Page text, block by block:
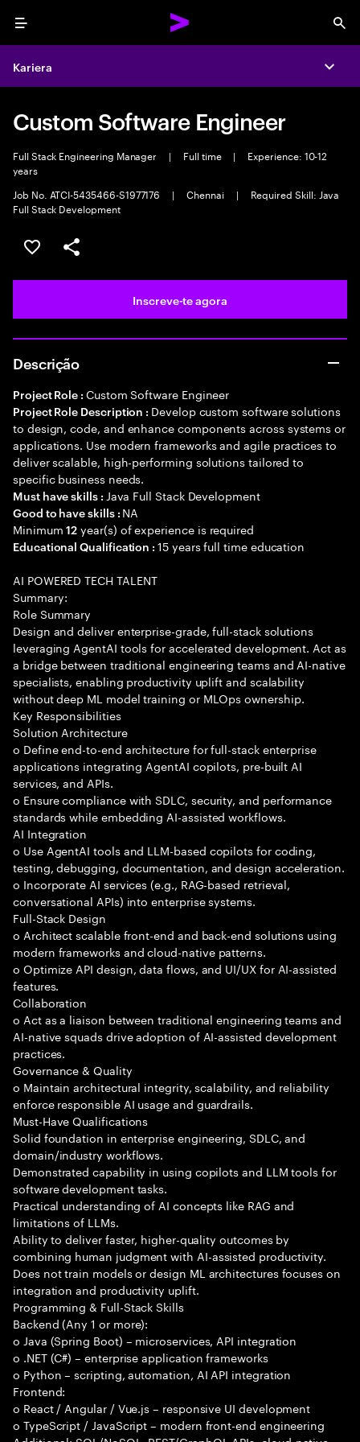
Menu
Kariera
Custom Software Engineer
Full Stack Engineering Manager | Full time |
Experience: 10-12
years
Job No. ATCI-5435466-S1977176
| Chennai |
Required Skill: Java
Full Stack Development
Guardar oportunidade
Partilhar
Inscreve-te agora
Descrição
Project Role : Custom Software Engineer
Project Role Description : Develop custom software solutions
to design, code, and enhance components across systems or
applications. Use modern frameworks and agile practices to
deliver scalable, high-performing solutions tailored to
specific business needs.
Must have skills : Java Full Stack Development
Good to have skills : NA
Minimum12 year(s) of experience is required
Educational Qualification :15 years full time education
AI POWERED TECH TALENT
Summary:
Role Summary
Design and deliver enterprise-grade, full-stack solutions
leveraging AgentAI tools for accelerated development. Act as
a bridge between traditional engineering teams and AI-native
specialists, enabling productivity uplift and scalability
without deep ML model training or MLOps ownership.
Key Responsibilities
Solution Architecture
o Define end-to-end architecture for full-stack enterprise
applications integrating AgentAI copilots, pre-built AI
services, and APIs.
o Ensure compliance with SDLC, security, and performance
standards while embedding AI-assisted workflows.
AI Integration
o Use AgentAI tools and LLM-based copilots for coding,
testing, debugging, documentation, and design acceleration.
o Incorporate AI services (e.g., RAG-based retrieval,
conversational APIs) into enterprise systems.
Full-Stack Design
o Architect scalable front-end and back-end solutions using
modern frameworks and cloud-native patterns.
o Optimize API design, data flows, and UI/UX for AI-assisted
features.
Collaboration
o Act as a liaison between traditional engineering teams and
AI-native squads drive adoption of AI-assisted development
practices.
Governance & Quality
o Maintain architectural integrity, scalability, and reliability
enforce responsible AI usage and guardrails.
Must-Have Qualifications
Solid foundation in enterprise engineering, SDLC, and
domain/industry workflows.
Demonstrated capability in using copilots and LLM tools for
software development tasks.
Practical understanding of AI concepts like RAG and
limitations of LLMs.
Ability to deliver faster, higher-quality outcomes by
combining human judgment with AI-assisted productivity.
Does not train models or design ML architectures focuses on
integration and productivity uplift.
Programming & Full-Stack Skills
Backend (Any 1 or more):
o Java (Spring Boot) – microservices, API integration
o .NET (C#) – enterprise application frameworks
o Python – scripting, automation, AI API integration
Frontend:
o React / Angular / Vue.js – responsive UI development
o TypeScript / JavaScript – modern front-end engineering